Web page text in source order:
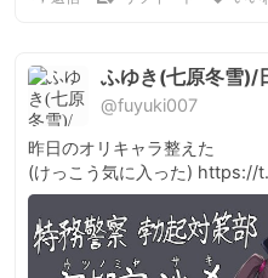
ふゆき(七原冬雪)/
@fuyuki007
昨日のオリキャラ整えた
(けっこう気に入った)